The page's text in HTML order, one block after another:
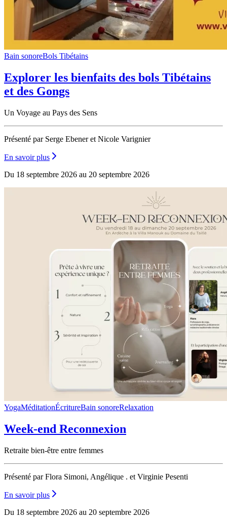
Bain sonoreBols Tibétains
Explorer les bienfaits des bols Tibétains
et des Gongs
Un Voyage au Pays des Sens
Présenté par Serge Ebener et Nicole Varignier
En savoir plus
Du 18 septembre 2026 au 20 septembre 2026
YogaMéditationÉcritureBain sonoreRelaxation
Week-end Reconnexion
Retraite bien-être entre femmes
Présenté par Flora Simoni, Angélique . et Virginie Pesenti
En savoir plus
Du 18 septembre 2026 au 20 septembre 2026